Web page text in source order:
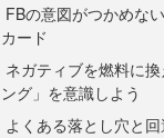
FBの意図がつかめな
カード
ネガティブを燃料に
ング」を意識しよう
よくある落とし穴と